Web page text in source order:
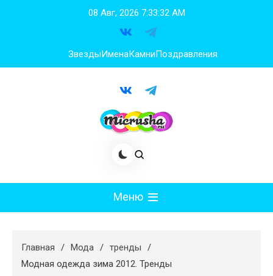
08 Авг, 2026 7:33:33 AM
ЗвездыИменаКамниПоздравления
Меню
Худеем
Главная Мода
тренды
Модная одежда зима 2012. Тренды